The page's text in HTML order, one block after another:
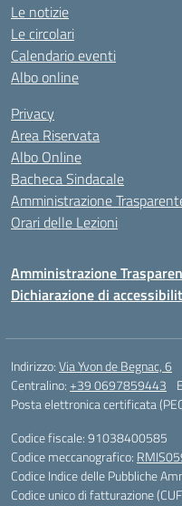
Le notizie
Le circolari
Calendario eventi
Albo online
Privacy
Area Riservata
Albo Online
Bacheca Sindacale
Amministrazione
Orari delle Lezioni
Amministrazione
Dichiarazione di
Indirizzo:Via Yvon de Begnac, 6
Centralino:+39 0697859443
Posta elettronica certificata
Codice fiscale: 91038400585
Codice meccanografico:
Codice Indice delle Pubbliche
Codice unico di fatturazione